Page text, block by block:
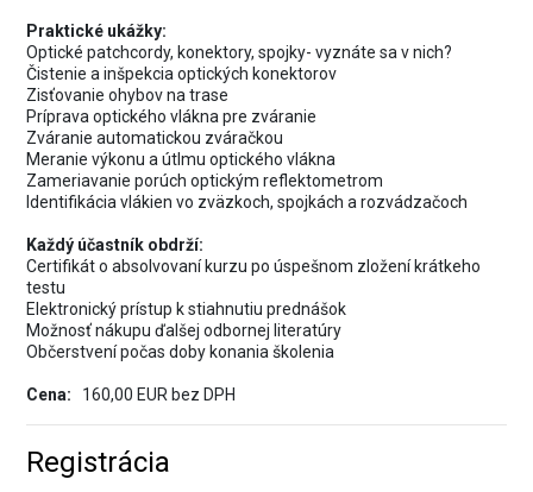
Praktické ukážky:
Optické patchcordy, konektory, spojky- vyznáte sa v nich?
Čistenie a inšpekcia optických konektorov
Zisťovanie ohybov na trase
Príprava optického vlákna pre zváranie
Zváranie automatickou zváračkou
Meranie výkonu a útlmu optického vlákna
Zameriavanie porúch optickým reflektometrom
Identifikácia vlákien vo zväzkoch, spojkách a rozvádzačoch
Každý účastník obdrží:
Certifikát o absolvovaní kurzu po úspešnom zložení krátkeho
testu
Elektronický prístup k stiahnutiu prednášok
Možnosť nákupu ďalšej odbornej literatúry
Občerstvení počas doby konania školenia
Cena: 160,00 EUR bez DPH
Registrácia